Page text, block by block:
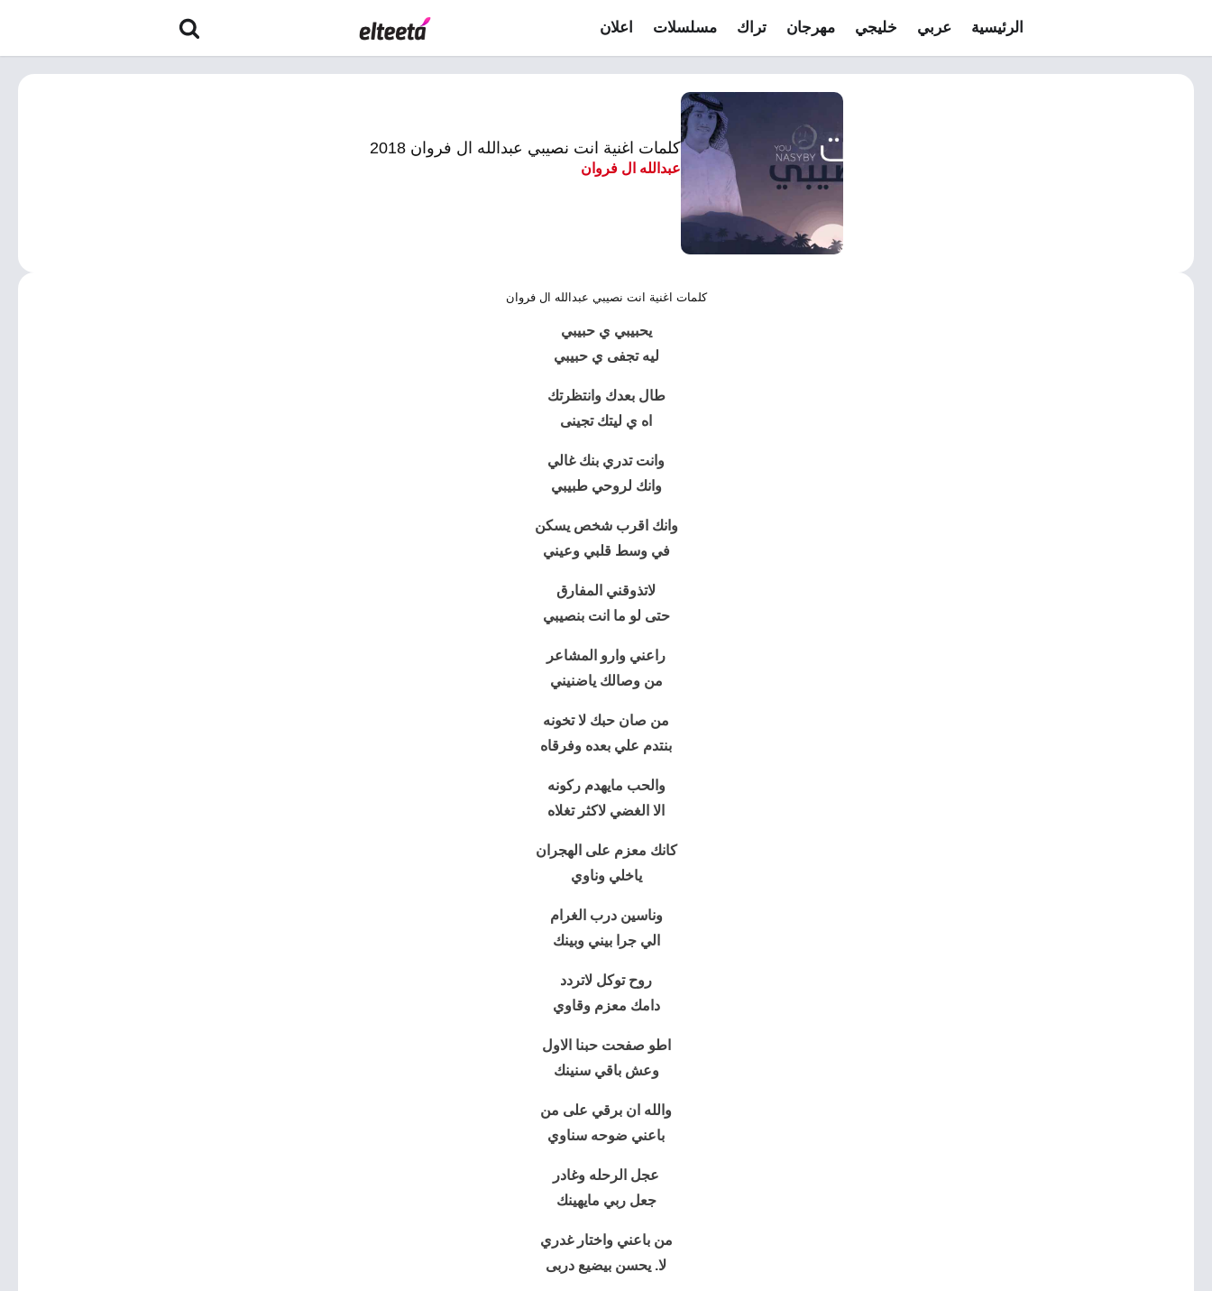
الرئيسية عربي خليجي مهرجان تراك مسلسلات اعلان
كلمات اغنية انت نصيبي عبدالله ال فروان 2018
عبدالله ال فروان
كلمات اغنية انت نصيبي عبدالله ال فروان
يحبيبي ي حبيبي
ليه تجفى ي حبيبي
طال بعدك وانتظرتك
اه ي ليتك تجينى
وانت تدري بنك غالي
وانك لروحي طبيبي
وانك اقرب شخص يسكن
في وسط قلبي وعيني
لاتذوقني المفارق
حتى لو ما انت بنصيبي
راعني وارو المشاعر
من وصالك ياضنيني
من صان حبك لا تخونه
بنتدم علي بعده وفرقاه
والحب مايهدم ركونه
الا الغضي لاكثر تغلاه
كانك معزم على الهجران
ياخلي وناوي
وناسين درب الغرام
الي جرا بيني وبينك
روح توكل لاتردد
دامك معزم وقاوي
اطو صفحت حبنا الاول
وعش باقي سنينك
والله ان برقي على من
باعني ضوحه سناوي
عجل الرحله وغادر
جعل ربي مايهينك
من باعني واختار غدري
لا. يحسن بيضيع دربى